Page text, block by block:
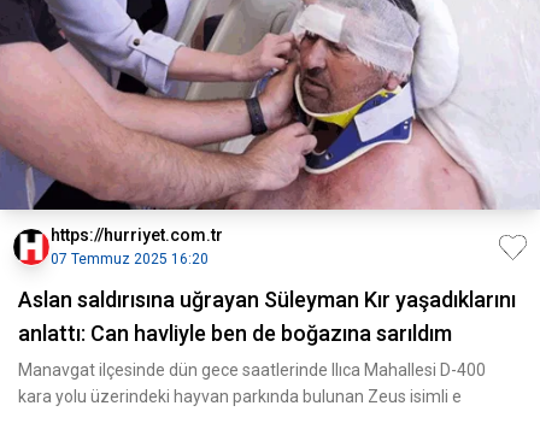
https://hurriyet.com.tr
07 Temmuz 2025 16:20
Aslan saldırısına uğrayan Süleyman Kır yaşadıklarını
anlattı: Can havliyle ben de boğazına sarıldım
Manavgat ilçesinde dün gece saatlerinde Ilıca Mahallesi D-400
kara yolu üzerindeki hayvan parkında bulunan Zeus isimli e